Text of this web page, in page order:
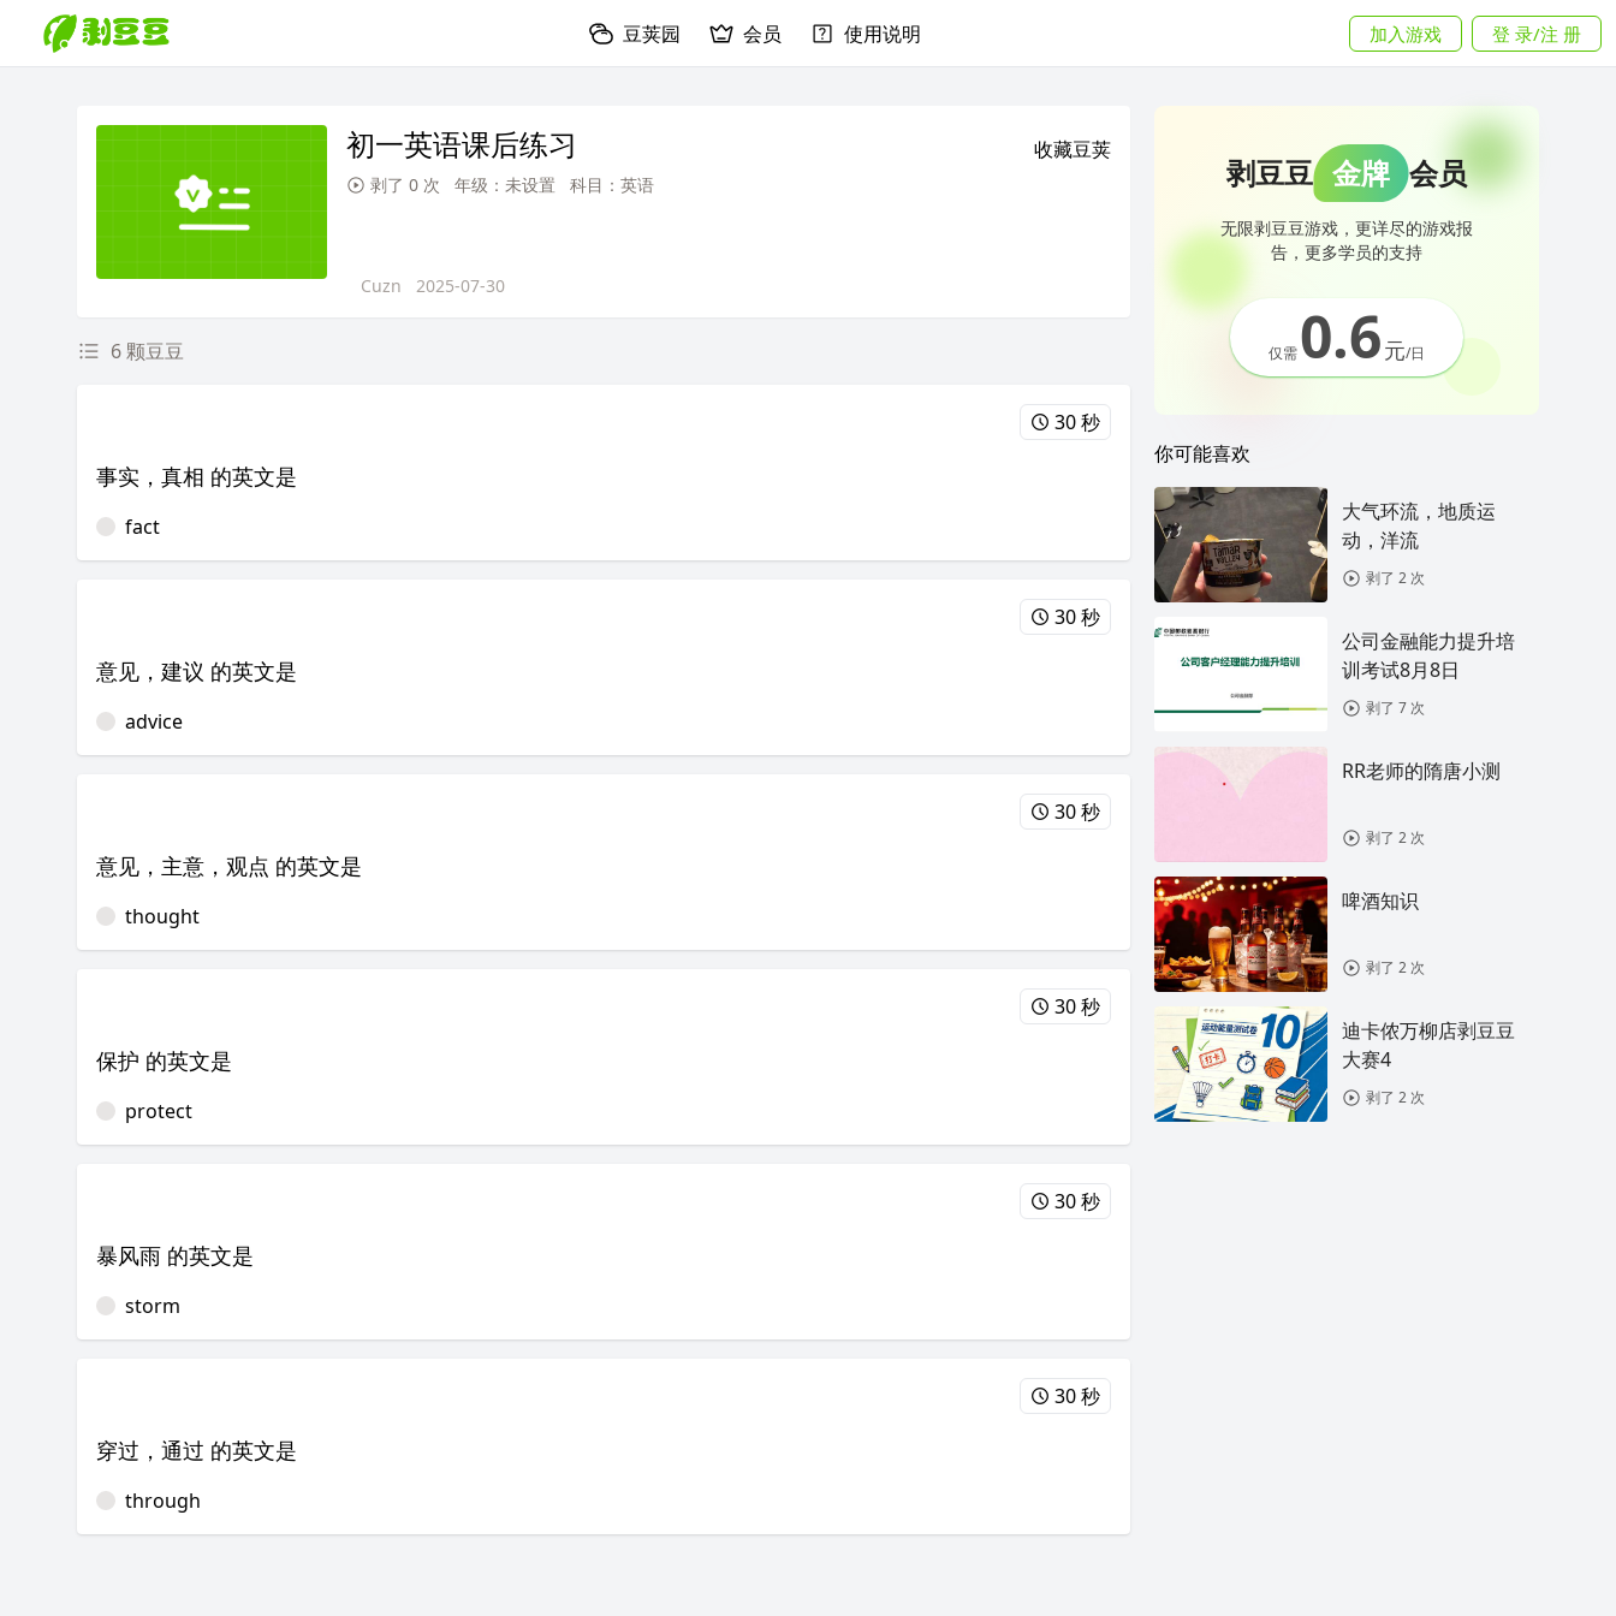
豆荚园 会员 使用说明 加入游戏 登 录/注 册
初一英语课后练习 收藏豆荚
剥了 0 次 年级：未设置 科目：英语
Cuzn 2025-07-30
6 颗豆豆
30 秒
事实，真相 的英文是
fact
30 秒
意见，建议 的英文是
advice
30 秒
意见，主意，观点 的英文是
thought
30 秒
保护 的英文是
protect
30 秒
暴风雨 的英文是
storm
30 秒
穿过，通过 的英文是
through
剥豆豆 金牌 会员
无限剥豆豆游戏，更详尽的游戏报
告，更多学员的支持
仅需0.6元/日
你可能喜欢
大气环流，地质运
动，洋流
剥了 2 次
公司金融能力提升培
训考试8月8日
剥了 7 次
RR老师的隋唐小测
剥了 2 次
啤酒知识
剥了 2 次
迪卡侬万柳店剥豆豆
大赛4
剥了 2 次